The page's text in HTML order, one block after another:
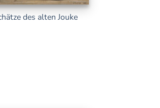
des alten Jouke